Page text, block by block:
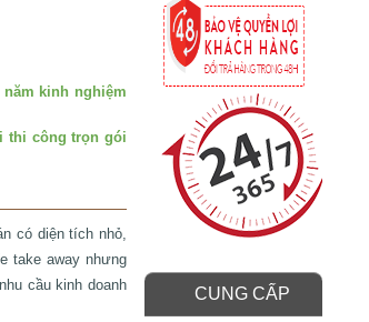
kinh nghiệm
thi công trọn gói
có diện tích nhỏ,
take away nhưng
cầu kinh doanh
CUNG CẤP